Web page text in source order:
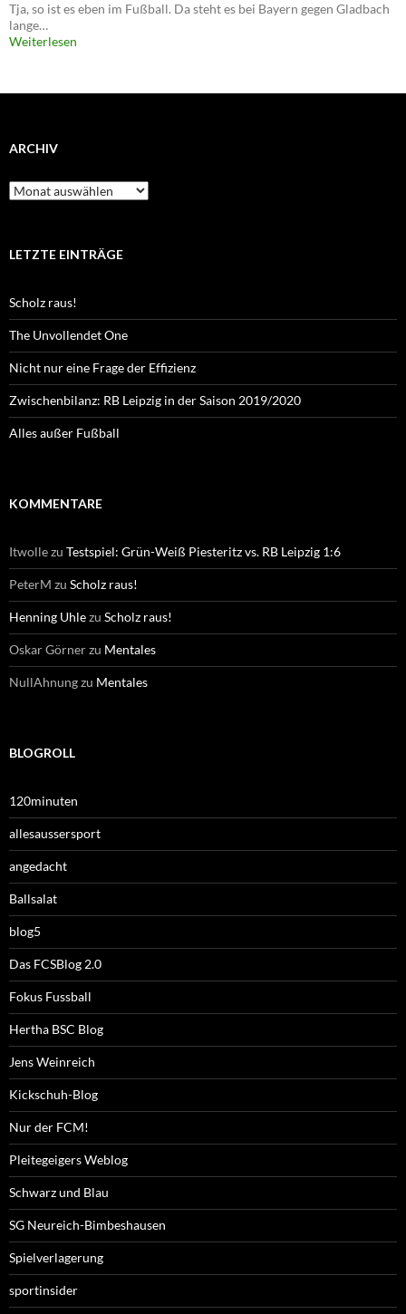
Tja, so ist es eben im Fußball. Da steht es bei Bayern gegen Gladbach
lange…
Weiterlesen
ARCHIV
Archiv
LETZTE EINTRÄGE
Scholz raus!
The Unvollendet One
Nicht nur eine Frage der Effizienz
Zwischenbilanz: RB Leipzig in der Saison 2019/2020
Alles außer Fußball
KOMMENTARE
Itwollezu Testspiel: Grün-Weiß Piesteritz vs. RB Leipzig 1:6
PeterM zu Scholz raus!
Henning Uhlezu Scholz raus!
Oskar Görnerzu Mentales
NullAhnungzu Mentales
BLOGROLL
120minuten
allesaussersport
angedacht
Ballsalat
blog5
Das FCSBlog 2.0
Fokus Fussball
Hertha BSC Blog
Jens Weinreich
Kickschuh-Blog
Nur der FCM!
Pleitegeigers Weblog
Schwarz und Blau
SG Neureich-Bimbeshausen
Spielverlagerung
sportinsider